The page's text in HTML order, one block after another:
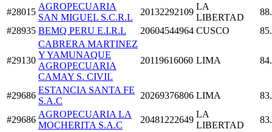
#28015
AGROPECUARIA
SAN MIGUEL S.C.R.L
20132292109
LA
LIBERTAD
#28935 BEMQ PERU E.I.R.L 20604544964 CUSCO
#29130
CABRERA MARTINEZ
Y YAMUNAQUE
AGROPECUARIA
CAMAY S. CIVIL
20119616060 LIMA
#29686
ESTANCIA SANTA FE
S.A.C
20269376806 LIMA
#29686
AGROPECUARIA LA
MOCHERITA S.A.C
20481222649
LA
LIBERTAD